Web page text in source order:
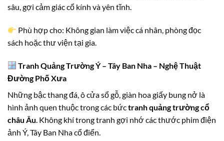
sâu, gợi cảm giác cổ kính và yên tĩnh.
Phù hợp cho: Không gian làm việc cá nhân, phòng đọc
sách hoặc thư viện tại gia.
Tranh Quảng Trường Ý – Tây Ban Nha – Nghệ Thuật
Đường Phố Xưa
Những bậc thang đá, ô cửa sổ gỗ, giàn hoa giấy bung nở là
hình ảnh quen thuộc trong các bứctranh quảng trường cổ
châu Âu . Không khí trong tranh gợi nhớ các thước phim điện
ảnh Ý, Tây Ban Nha cổ điển.